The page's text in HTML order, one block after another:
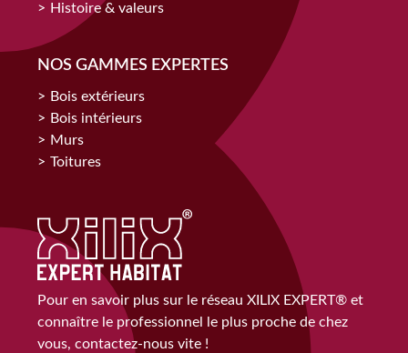
Histoire & valeurs
NOS GAMMES EXPERTES
Bois extérieurs
Bois intérieurs
Murs
Toitures
Pour en savoir plus sur le réseau XILIX EXPERT® et
connaître le professionnel le plus proche de chez
vous, contactez-nous vite !